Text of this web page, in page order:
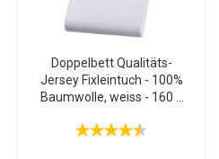
Doppelbett Qualitäts-
Jersey Fixleintuch - 100%
Baumwolle, weiss - 160 x
Hautsympathisch,